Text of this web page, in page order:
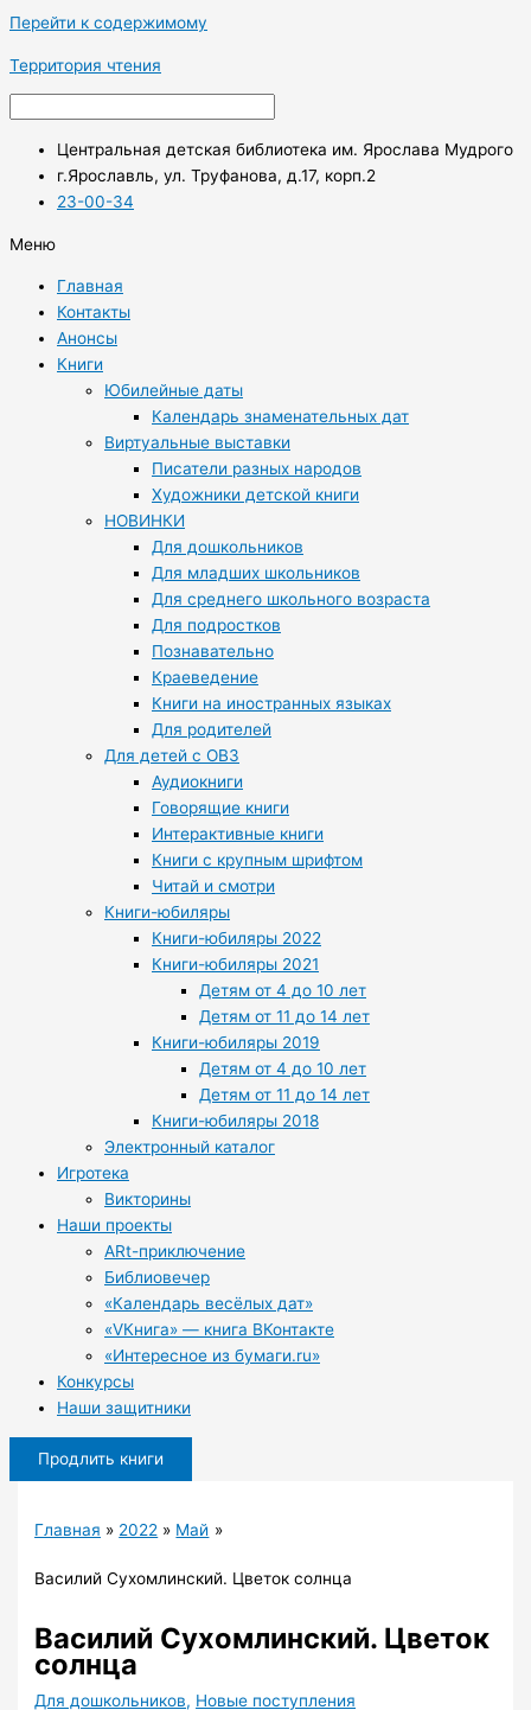
Перейти к содержимому
Территория чтения
Центральная детская библиотека им. Ярослава Мудрого
г.Ярославль, ул. Труфанова, д.17, корп.2
23-00-34
Меню
Главная
Контакты
Анонсы
Книги
Юбилейные даты
Календарь знаменательных дат
Виртуальные выставки
Писатели разных народов
Художники детской книги
НОВИНКИ
Для дошкольников
Для младших школьников
Для среднего школьного возраста
Для подростков
Познавательно
Краеведение
Книги на иностранных языках
Для родителей
Для детей с ОВЗ
Аудиокниги
Говорящие книги
Интерактивные книги
Книги с крупным шрифтом
Читай и смотри
Книги-юбиляры
Книги-юбиляры 2022
Книги-юбиляры 2021
Детям от 4 до 10 лет
Детям от 11 до 14 лет
Книги-юбиляры 2019
Детям от 4 до 10 лет
Детям от 11 до 14 лет
Книги-юбиляры 2018
Электронный каталог
Игротека
Викторины
Наши проекты
ARt-приключение
Библиовечер
«Календарь весёлых дат»
«VКнига» — книга ВКонтакте
«Интересное из бумаги.ru»
Конкурсы
Наши защитники
Продлить книги
Главная 2022 Май
Василий Сухомлинский. Цветок солнца
Василий Сухомлинский. Цветок
солнца
Для дошкольников, Новые поступления